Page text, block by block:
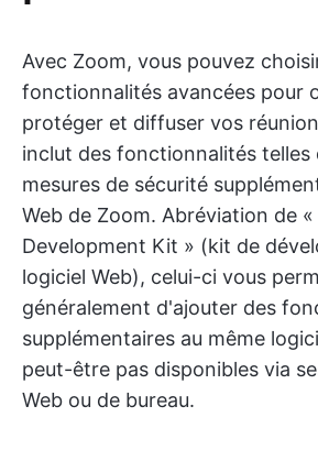
Avec Zoom, vous pouvez
fonctionnalités avancées pour
protéger et diffuser vos
inclut des fonctionnalités telles
mesures de sécurité
Web de Zoom. Abréviation de
Development Kit » (kit de
logiciel Web), celui-ci vous
généralement d'ajouter des
supplémentaires au même
peut-être pas disponibles via
Web ou de bureau.